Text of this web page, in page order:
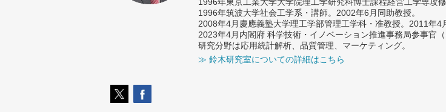
1996年筑波大学社会工学系・講師。2002年6月同助教授。
2008年4月慶應義塾大学理工学部管理工学科・准教授。2011年4
2023年4月内閣府 科学技術・イノベーション推進事務局参事官
研究分野は応用統計解析、品質管理、マーケティング。
≫ 鈴木研究室についての詳細はこちら